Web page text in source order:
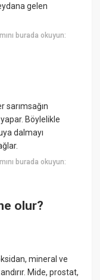
gelen
burada okuyun:
sarımsağın
Böylelikle
dalmayı
burada okuyun:
olur?
mineral ve
Mide, prostat,